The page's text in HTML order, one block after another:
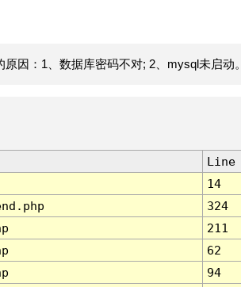
因：1、数据库密码不对; 2、mysql未启动。
Line
14
324
211
62
94